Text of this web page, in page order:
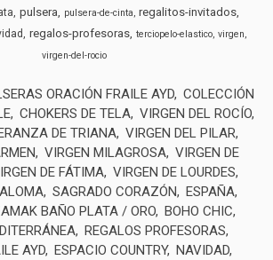
pulsera pulsera-de-cinta regalitos-invitados
regalos-profesoras terciopelo-elastico virgen
virgen-del-rocio
ORACIÓN FRAILE AYD COLECCIÓN
CHOKERS DE TELA VIRGEN DEL ROCÍO
DE TRIANA VIRGEN DEL PILAR
VIRGEN MILAGROSA VIRGEN DE
DE FÁTIMA VIRGEN DE LOURDES
SAGRADO CORAZÓN
ESPAÑA
BAÑO PLATA / ORO BOHO CHIC
REGALOS PROFESORAS
AYD ESPACIO COUNTRY NAVIDAD